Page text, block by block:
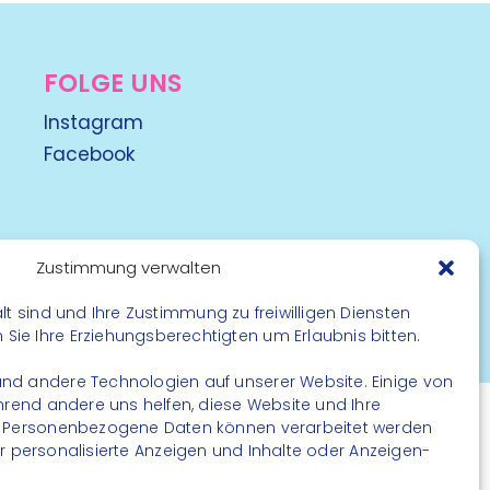
Zustimmung verwalten
sind und Ihre Zustimmung zu freiwilligen Diensten
Ihre Erziehungsberechtigten um Erlaubnis bitten.
andere Technologien auf unserer Website. Einige von
andere uns helfen, diese Website und Ihre
Daten können verarbeitet werden
personalisierte Anzeigen und Inhalte oder Anzeigen-
FOLGE UNS
Instagram
Facebook